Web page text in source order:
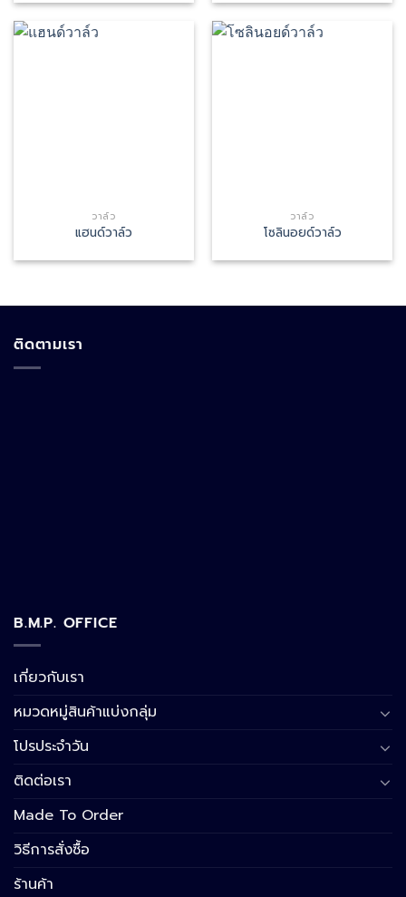
วาล์ว
แฮนด์วาล์ว
วาล์ว
โซลินอยด์วาล์ว
ติดตามเรา
B.M.P. OFFICE
เกี่ยวกับเรา
หมวดหมู่สินค้าแบ่งกลุ่ม
โปรประจำวัน
ติดต่อเรา
Made To Order
วิธีการสั่งซื้อ
ร้านค้า